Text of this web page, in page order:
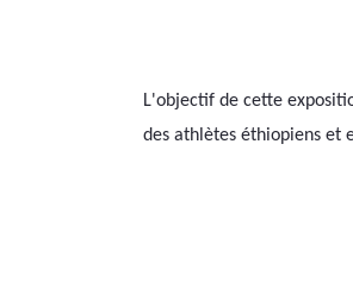
L'objectif de cette
des athlètes éthiopiens et